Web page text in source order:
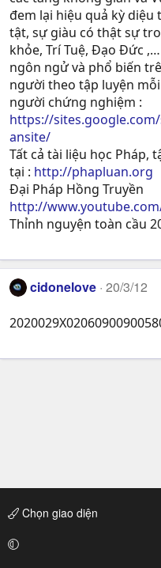
đem lại hiệu quả kỳ
tật, sự giàu có thật sự
khỏe, Trí Tuệ, Ðạo Ðức
ngôn ngử và phổ biến
người theo tập luyện
người chứng nghiệm :
https://
ansite/
Tất cả tài liệu học Pháp,
tại : http://phapluan.org
Đại Pháp Hồng Truyền
http://
Thỉnh nguyện toàn cầu
cidonelove 20/3/12
Chọn giao diện